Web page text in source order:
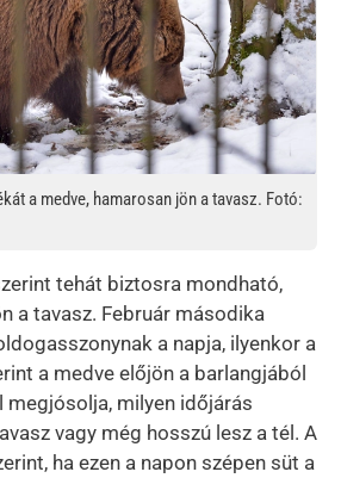
a medve, hamarosan jön a tavasz. Fotó:
tehát biztosra mondható,
a tavasz. Február másodika
a napja, ilyenkor a
a medve előjön a barlangjából
megjósolja, milyen időjárás
vagy még hosszú lesz a tél. A
ha ezen a napon szépen süt a